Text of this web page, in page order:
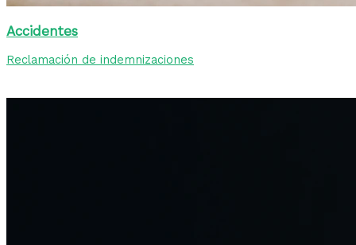
Accidentes
Reclamación de indemnizaciones